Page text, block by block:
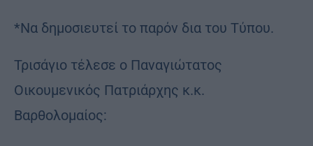
*Να δημοσιευτεί το παρόν δια του Τύπου.
Τρισάγιο τέλεσε ο Παναγιώτατος
Οικουμενικός Πατριάρχης κ.κ.
Βαρθολομαίος: